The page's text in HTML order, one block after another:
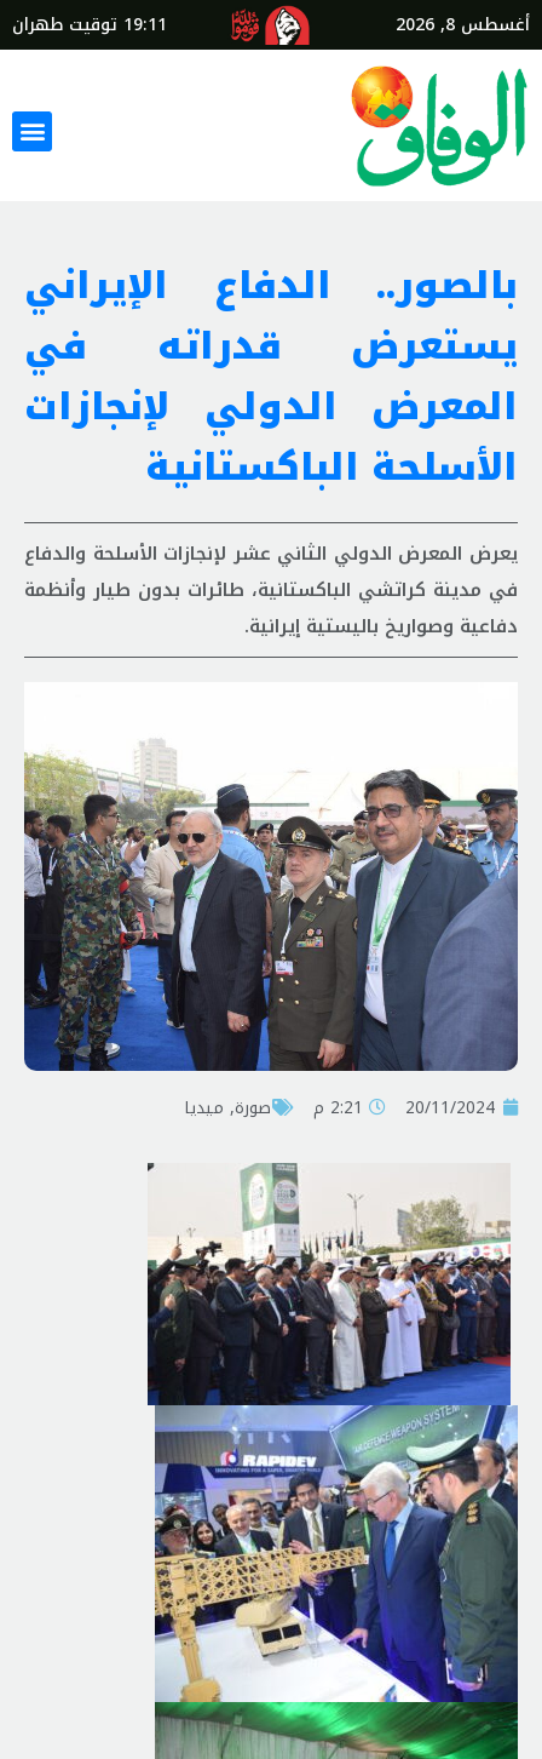
أغسطس 8, 2026 19:11 توقيت طهران
بالصور.. الدفاع الإيراني
يستعرض قدراته في
المعرض الدولي لإنجازات
الأسلحة الباكستانية
يعرض المعرض الدولي الثاني عشر لإنجازات الأسلحة والدفاع
في مدينة كراتشي الباكستانية، طائرات بدون طيار وأنظمة
دفاعية وصواريخ باليستية إيرانية.
20/11/2024 2:21 م صورة, ميديا